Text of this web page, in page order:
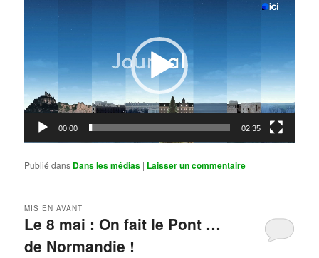
00:00 02:35
Publié dans Dans les médias | Laisser un commentaire
Le 8 mai : On fait le Pont …
de Normandie !
MIS EN AVANT